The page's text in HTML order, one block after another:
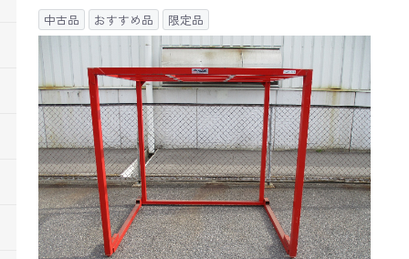
中古品 おすすめ品 限定品